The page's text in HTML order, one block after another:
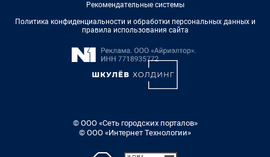
Рекомендательные системы
Политика конфиденциальности и обработки персональных данных и
правила использования сайта
© ООО «Сеть городских порталов»
© ООО «Интернет Технологии»